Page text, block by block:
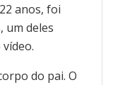
anos, foi
um deles
do pai. O